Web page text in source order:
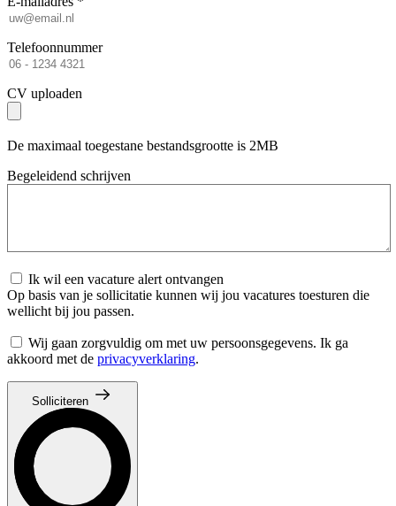
Telefoonnummer
CV uploaden
De maximaal toegestane bestandsgrootte is 2MB
Begeleidend schrijven
Ik wil een vacature alert ontvangen
Op basis van je sollicitatie kunnen wij jou vacatures toesturen die
wellicht bij jou passen.
Wij gaan zorgvuldig om met uw persoonsgegevens. Ik ga
akkoord met de privacyverklaring.
Solliciteren